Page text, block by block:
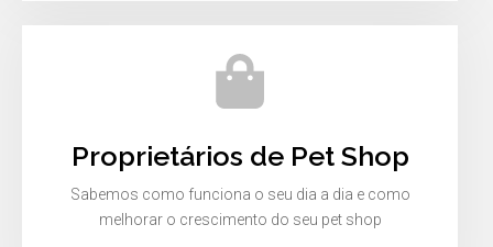
Proprietários de Pet Shop
Sabemos como funciona o seu dia a dia e como
melhorar o crescimento do seu pet shop